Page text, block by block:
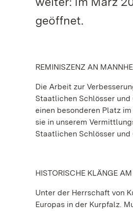
geöffnet.
REMINISZENZ AN
Die Arbeit zur
Staatlichen Schlösser
einen besonderen Platz
sie in unserem
Staatlichen Schlösser und
HISTORISCHE KLÄNGE
Unter der Herrschaft von
Europas in der Kurpfalz.